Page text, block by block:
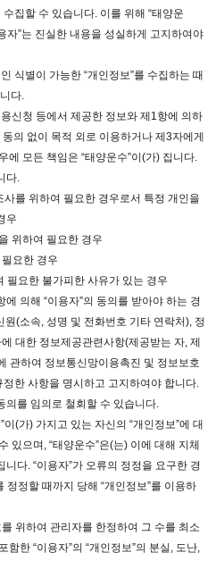
집할 수 있습니다. 이를 위해 “태양운
자”는 진실한 내용을 성실하게 고지하여야
식별이 가능한 “개인정보”를 수집하는 때
다.
신청 등에서 제공한 정보와 제1항에 의하
의 없이 목적 외로 이용하거나 제3자에게
에 모든 책임은 “태양운수”이(가) 집니다.
다.
를 위하여 필요한 경우로서 특정 개인을
우
위하여 필요한 경우
요한 경우
필요한 불가피한 사유가 있는 경우
의해 “이용자”의 동의를 받아야 하는 경
원(소속, 성명 및 전화번호 기타 연락처), 정
대한 정보제공관련사항(제공받는 자, 제
관하여 정보통신망이용촉진 및 정보보호
한 사항을 명시하고 고지하여야 합니다.
의를 임의로 철회할 수 있습니다.
(가) 가지고 있는 자신의 “개인정보”에 대
있으며, “태양운수”은(는) 이에 대해 지체
다. “이용자”가 오류의 정정을 요구한 경
정정할 때까지 당해 “개인정보”를 이용하
위하여 관리자를 한정하여 그 수를 최소
한 “이용자”의 “개인정보”의 분실, 도난,